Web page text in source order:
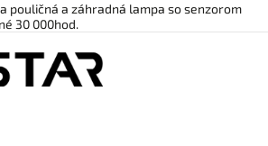
pouličná a záhradná lampa so senzorom
30 000hod.